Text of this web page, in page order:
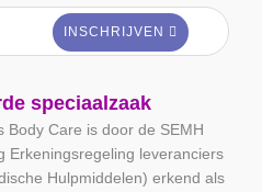
speciaalzaak
Body Care is door de SEMH
Erkeningsregeling leveranciers
Hulpmiddelen) erkend als